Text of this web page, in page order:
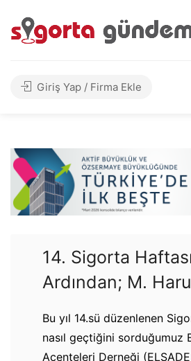
Giriş Yap / Firma Ekle
14. Sigorta Haftası
Ardından; M.
Bu yıl 14.sü düzenlenen
nasıl geçtiğini sorduğumuz
Acenteleri Derneği